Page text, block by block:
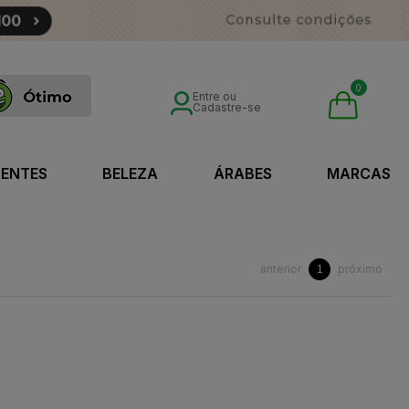
Entre ou
Cadastre-se
0
BELEZA ÁRABES MARCAS
anterior 1 próximo